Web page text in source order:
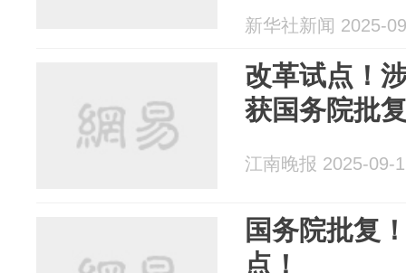
新华社新闻 2025-
改革试点！
获国务院批
江南晚报 2025-09-
国务院批复
点！